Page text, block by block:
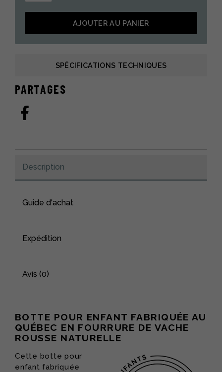
de
Botte
en
de
vache
AJOUTER AU PANIER
SPÉCIFICATIONS TECHNIQUES
PARTAGES
Description
Guide d'achat
Expédition
Avis (0)
BOTTE POUR ENFANT FABRIQUÉE AU
QUÉBEC EN FOURRURE DE VACHE
ROUSSE NATURELLE
Cette botte pour
enfant fabriquée